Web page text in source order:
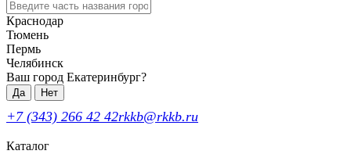
Краснодар
Тюмень
Пермь
Челябинск
Ваш город Екатеринбург?
Да Нет
+7 (343) 266 42 42rkkb@rkkb.ru
Каталог